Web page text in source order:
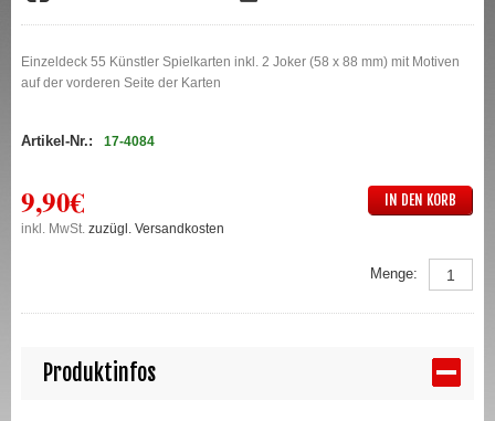
Einzeldeck 55 Künstler Spielkarten inkl. 2 Joker (58 x 88 mm) mit Motiven
auf der vorderen Seite der Karten
Artikel-Nr.: 17-4084
9,90€
inkl. MwSt.zuzügl. Versandkosten
IN DEN KORB
Menge:
Produktinfos